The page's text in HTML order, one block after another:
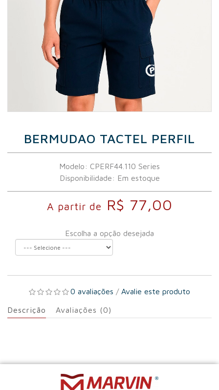
BERMUDAO TACTEL PERFIL
Modelo: CPERF44.110 Series
Disponibilidade: Em estoque
A partir de R$ 77,00
Escolha a opção desejada
0 avaliações / Avalie este produto
Descrição Avaliações (0)